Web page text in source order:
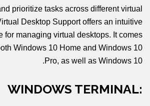
prioritize tasks across different virtual
Desktop Support offers an intuitive
for managing virtual desktops. It comes
Windows 10 Home and Windows 10
Pro, as well as Windows 10.
WINDOWS TERMINAL: